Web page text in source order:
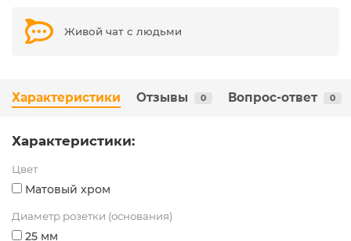
Живой чат с людьми
Характеристики Отзывы 0 Вопрос-ответ 0
Характеристики:
Цвет
Матовый хром
Диаметр розетки (основания)
25 мм